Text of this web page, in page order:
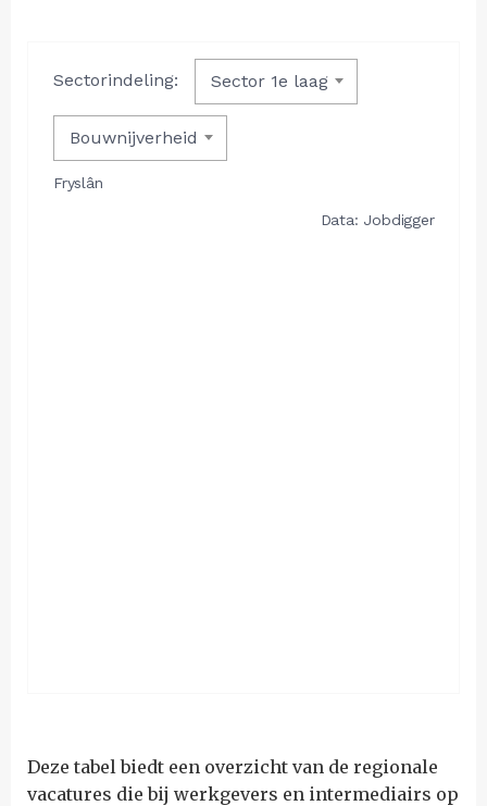
Deze tabel biedt een overzicht van de regionale
vacatures die bij werkgevers en intermediairs op